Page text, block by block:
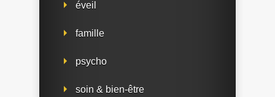
éveil
famille
psycho
soin & bien-être